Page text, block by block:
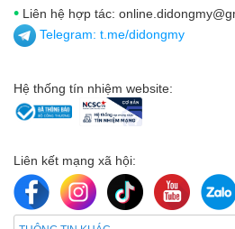
• Liên hệ hợp tác:
Telegram: t.me/didongmy
Hệ thống tín nhiệm website:
Liên kết mạng xã hội: